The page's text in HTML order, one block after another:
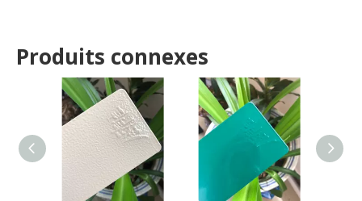
Produits connexes